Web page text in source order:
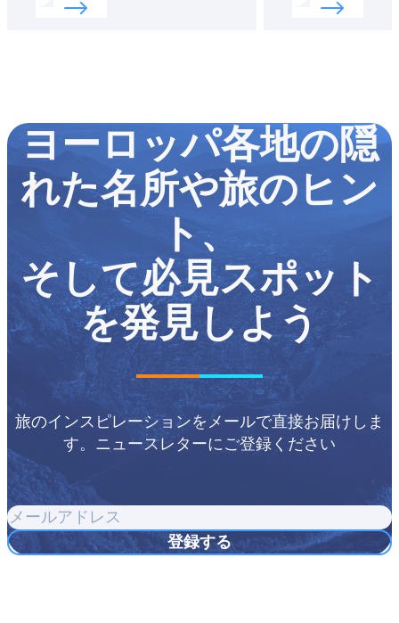
ヨーロッパ各地の隠
れた名所や旅のヒン
ト、
そして必見スポット
を発見しよう
旅のインスピレーションをメールで直接お届けしま
す。ニュースレターにご登録ください
メ
ー
ル